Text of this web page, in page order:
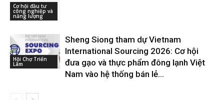
Cơ hội đầu tư
công nghiệp và
năng lượng
Hội Chợ Triển
Lãm
Sheng Siong tham dự Vietnam
International Sourcing 2026: Cơ hội
đưa gạo và thực phẩm đông lạnh Việt
Nam vào hệ thống bán lẻ...